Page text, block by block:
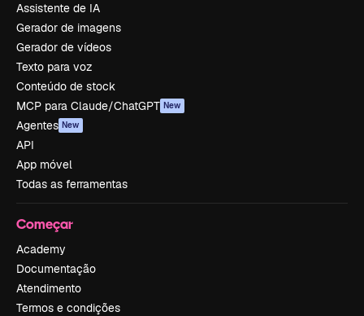
Assistente de IA
Gerador de imagens
Gerador de vídeos
Texto para voz
Conteúdo de stock
MCP para Claude/ChatGPT New
Agentes New
API
App móvel
Todas as ferramentas
Começar
Academy
Documentação
Atendimento
Termos e condições